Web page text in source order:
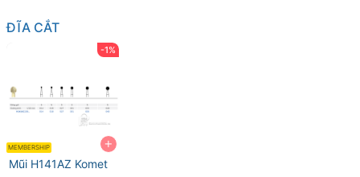
ĐĨA CẮT
-1%
+
MEMBERSHIP
Mũi H141AZ Komet